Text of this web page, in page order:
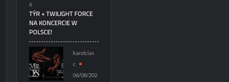
6
TÝR + TWILIGHT FORCE
NA KONCERCIE W
POLSCE!
karolcias
c
06/08/202